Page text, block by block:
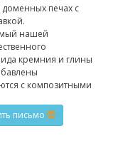
доменных печах с
нашей
кремния и глины
с композитными
письмо